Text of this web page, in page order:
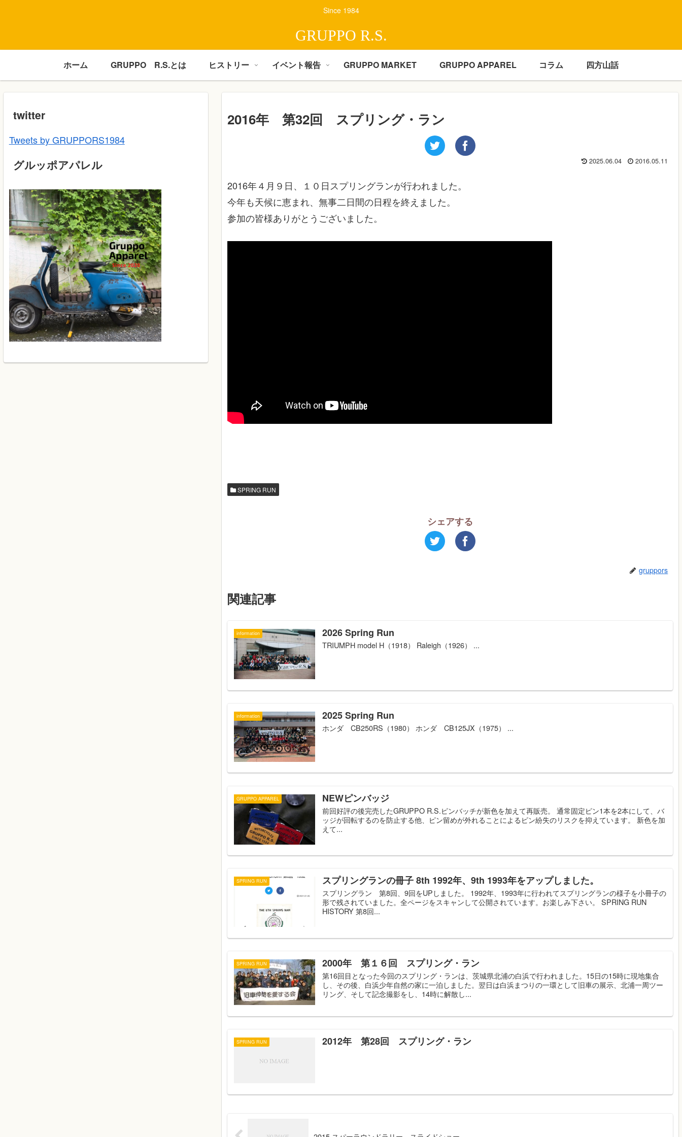
Since 1984
GRUPPO R.S.
ホーム GRUPPO R.S.とは ヒストリー イベント報告 GRUPPO MARKET GRUPPO APPAREL コラム 四方山話
2016年 第32回 スプリング・ラン
2025.06.04 2016.05.11
2016年４月９日、１０日スプリングランが行われました。
今年も天候に恵まれ、無事二日間の日程を終えました。
参加の皆様ありがとうございました。
SPRING RUN
シェアする
gruppors
関連記事
information 2026 Spring Run
TRIUMPH model H（1918） Raleigh（1926） ...
information 2025 Spring Run
ホンダ CB250RS（1980） ホンダ CB125JX（1975） ...
GRUPPO APPAREL NEWピンバッジ
前回好評の後完売したGRUPPO R.S.ピンバッチが新色を加えて再販売。 通常固定ピン1本を2本にして、バ
ッジが回転するのを防止する他、ピン留めが外れることによるピン紛失のリスクを抑えています。 新色を加
えて...
SPRING RUN スプリングランの冊子 8th 1992年、9th 1993年をアップしました。
スプリングラン 第8回、9回をUPしました。 1992年、1993年に行われてスプリングランの様子を小冊子の
形で残されていました。全ページをスキャンして公開されています。お楽しみ下さい。 SPRING RUN
HISTORY 第8回...
SPRING RUN 2000年 第１６回 スプリング・ラン
第16回目となった今回のスプリング・ランは、茨城県北浦の白浜で行われました。15日の15時に現地集合
し、その後、白浜少年自然の家に一泊しました。翌日は白浜まつりの一環として旧車の展示、北浦一周ツー
リング、そして記念撮影をし、14時に解散し...
SPRING RUN 2012年 第28回 スプリング・ラン
twitter
Tweets by GRUPPORS1984
グルッポアパレル